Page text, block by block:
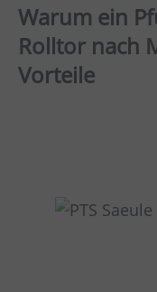
Warum ein
Rolltor nach
Vorteile